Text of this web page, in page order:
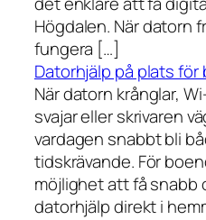
Högdalen. När datorn
fungera […]
Datorhjälp på plats för
När datorn krånglar,
svajar eller skrivaren
vardagen snabbt bli
tidskrävande. För
möjlighet att få snabb
datorhjälp direkt i